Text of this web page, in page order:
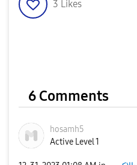
3 Likes
6 Comments
hosamh5
Active Level 1